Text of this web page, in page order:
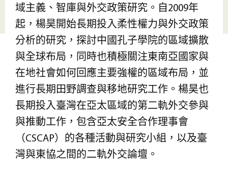
域主義、智庫與外交政策研究。自2009年
起，楊昊開始長期投入柔性權力與外交政策
分析的研究，探討中國孔子學院的區域擴散
與全球布局，同時也積極關注東南亞國家與
在地社會如何回應主要強權的區域布局，並
進行長期田野調查與移地研究工作。楊昊也
長期投入臺灣在亞太區域的第二軌外交參與
與推動工作，包含亞太安全合作理事會
（CSCAP）的各種活動與研究小組，以及臺
灣與東協之間的二軌外交論壇。